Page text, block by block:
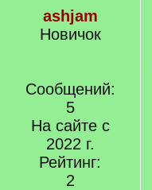
ashjam
Новичок
Сообщений:
5
На сайте с
2022 г.
Рейтинг:
2